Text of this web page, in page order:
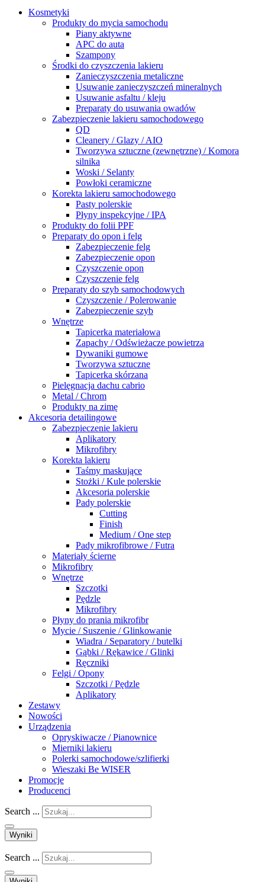
Kosmetyki
Produkty do mycia samochodu
Piany aktywne
APC do auta
Szampony
Środki do czyszczenia lakieru
Zanieczyszczenia metaliczne
Usuwanie zanieczyszczeń mineralnych
Usuwanie asfaltu / kleju
Preparaty do usuwania owadów
Zabezpieczenie lakieru samochodowego
QD
Cleanery / Glazy / AIO
Tworzywa sztuczne (zewnętrzne) / Komora
silnika
Woski / Selanty
Powłoki ceramiczne
Korekta lakieru samochodowego
Pasty polerskie
Płyny inspekcyjne / IPA
Produkty do folii PPF
Preparaty do opon i felg
Zabezpieczenie felg
Zabezpieczenie opon
Czyszczenie opon
Czyszczenie felg
Preparaty do szyb samochodowych
Czyszczenie / Polerowanie
Zabezpieczenie szyb
Wnętrze
Tapicerka materiałowa
Zapachy / Odświeżacze powietrza
Dywaniki gumowe
Tworzywa sztuczne
Tapicerka skórzana
Pielęgnacja dachu cabrio
Metal / Chrom
Produkty na zimę
Akcesoria detailingowe
Zabezpieczenie lakieru
Aplikatory
Mikrofibry
Korekta lakieru
Taśmy maskujące
Stożki / Kule polerskie
Akcesoria polerskie
Pady polerskie
Cutting
Finish
Medium / One step
Pady mikrofibrowe / Futra
Materiały ścierne
Mikrofibry
Wnętrze
Szczotki
Pędzle
Mikrofibry
Płyny do prania mikrofibr
Mycie / Suszenie / Glinkowanie
Wiadra / Separatory / butelki
Gąbki / Rękawice / Glinki
Ręczniki
Felgi / Opony
Szczotki / Pędzle
Aplikatory
Zestawy
Nowości
Urządzenia
Opryskiwacze / Pianownice
Mierniki lakieru
Polerki samochodowe/szlifierki
Wieszaki Be WISER
Promocje
Producenci
Search ...
Wyniki
Search ...